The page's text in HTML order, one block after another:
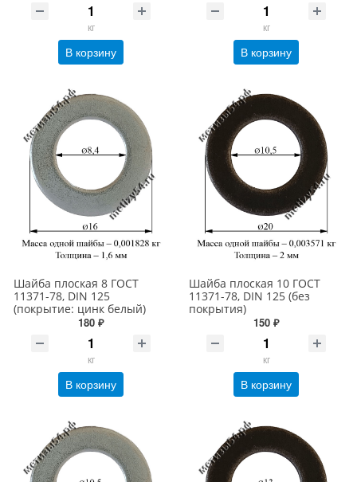
кг
В корзину
кг
В корзину
Шайба плоская 8 ГОСТ
11371-78, DIN 125
(покрытие: цинк белый)
180 ₽
кг
В корзину
Шайба плоская 10 ГОСТ
11371-78, DIN 125 (без
покрытия)
150 ₽
кг
В корзину